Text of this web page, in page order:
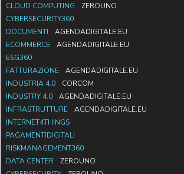
CLOUD COMPUTING
ZEROUNO
CYBERSECURITY360
DOCUMENTI
AGENDADIGITALE.EU
ECOMMERCE
AGENDADIGITALE.EU
ESG360
FATTURAZIONE
AGENDADIGITALE.EU
INDUSTRIA 4.0
CORCOM
INDUSTRY 4.0
AGENDADIGITALE.EU
INFRASTRUTTURE
AGENDADIGITALE.EU
INTERNET4THINGS
PAGAMENTIDIGITALI
RISKMANAGEMENT360
DATA CENTER
ZEROUNO